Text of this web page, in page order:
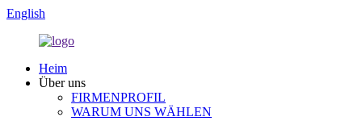
English
Heim
Über uns
FIRMENPROFIL
WARUM UNS WÄHLEN